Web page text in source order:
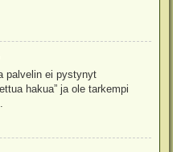
palvelin ei pystynyt
hakua” ja ole tarkempi